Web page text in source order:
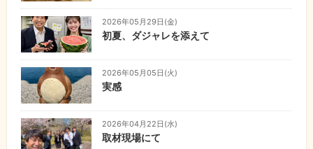
2026年05月29日(金)
初夏、ダジャレを添えて
2026年05月05日(火)
実感
2026年04月22日(水)
取材現場にて